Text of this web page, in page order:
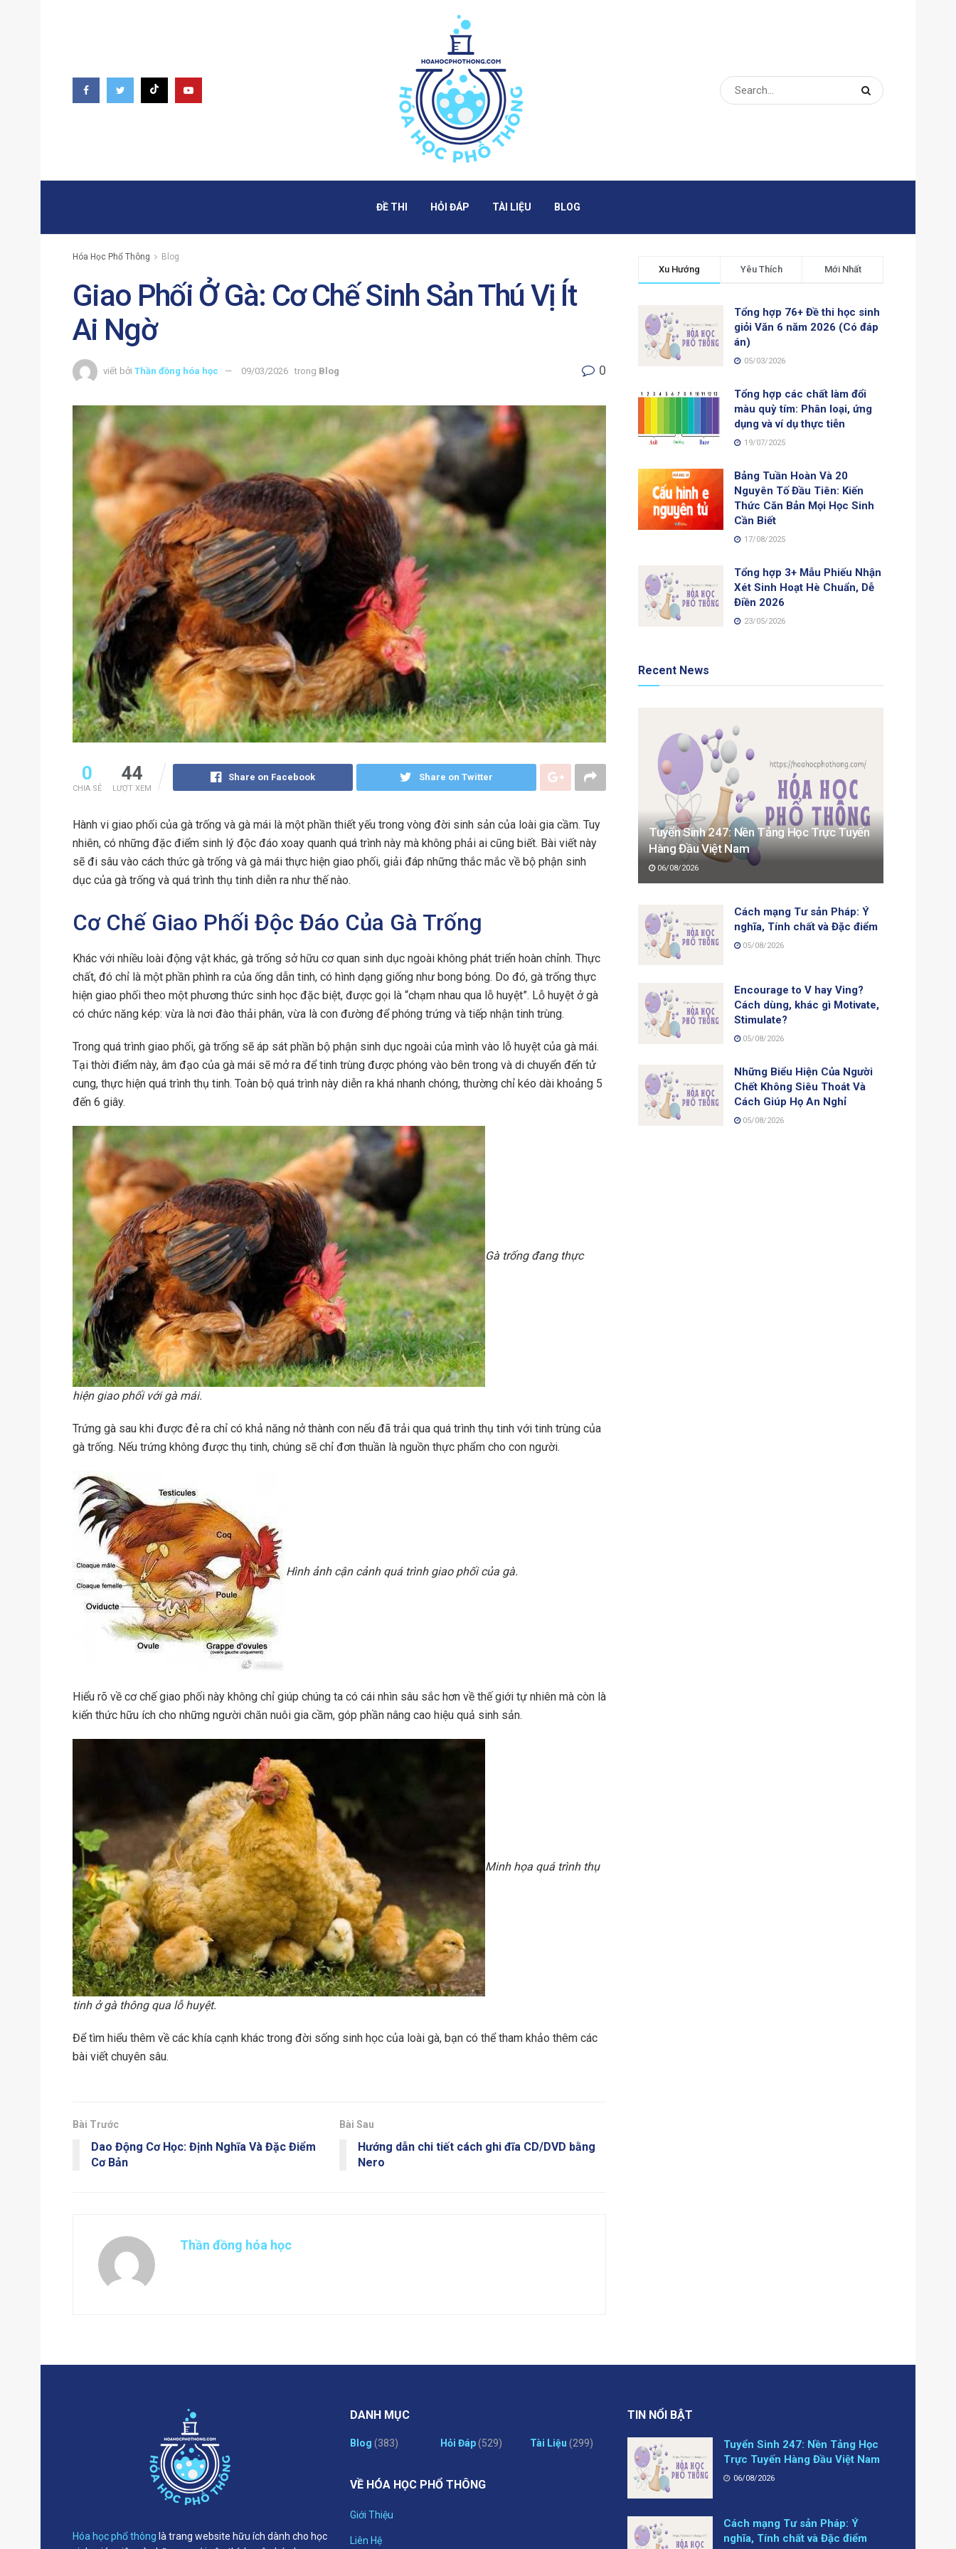
ĐỀ THI HỎI ĐÁP TÀI LIỆU BLOG
Hóa Học Phổ Thông Blog
Giao Phối Ở Gà: Cơ Chế Sinh Sản Thú Vị Ít
Ai Ngờ
viết bởi Thần đồng hóa học 09/03/2026 trong Blog 0
0
CHIA SẺ
44
LƯỢT XEM
Share on Facebook Share on Twitter
Hành vi giao phối của gà trống và gà mái là một phần thiết yếu trong vòng đời sinh sản của loài gia cầm. Tuy
nhiên, có những đặc điểm sinh lý độc đáo xoay quanh quá trình này mà không phải ai cũng biết. Bài viết này
sẽ đi sâu vào cách thức gà trống và gà mái thực hiện giao phối, giải đáp những thắc mắc về bộ phận sinh
dục của gà trống và quá trình thụ tinh diễn ra như thế nào.
Cơ Chế Giao Phối Độc Đáo Của Gà Trống
Khác với nhiều loài động vật khác, gà trống sở hữu cơ quan sinh dục ngoài không phát triển hoàn chỉnh. Thực
chất, đó chỉ là một phần phình ra của ống dẫn tinh, có hình dạng giống như bong bóng. Do đó, gà trống thực
hiện giao phối theo một phương thức sinh học đặc biệt, được gọi là “chạm nhau qua lỗ huyệt”. Lỗ huyệt ở gà
có chức năng kép: vừa là nơi đào thải phân, vừa là con đường để phóng trứng và tiếp nhận tinh trùng.
Trong quá trình giao phối, gà trống sẽ áp sát phần bộ phận sinh dục ngoài của mình vào lỗ huyệt của gà mái.
Tại thời điểm này, âm đạo của gà mái sẽ mở ra để tinh trùng được phóng vào bên trong và di chuyển đến tử
cung, thực hiện quá trình thụ tinh. Toàn bộ quá trình này diễn ra khá nhanh chóng, thường chỉ kéo dài khoảng 5
đến 6 giây.
Gà trống đang thực
hiện giao phối với gà mái.
Trứng gà sau khi được đẻ ra chỉ có khả năng nở thành con nếu đã trải qua quá trình thụ tinh với tinh trùng của
gà trống. Nếu trứng không được thụ tinh, chúng sẽ chỉ đơn thuần là nguồn thực phẩm cho con người.
Hình ảnh cận cảnh quá trình giao phối của gà.
Hiểu rõ về cơ chế giao phối này không chỉ giúp chúng ta có cái nhìn sâu sắc hơn về thế giới tự nhiên mà còn là
kiến thức hữu ích cho những người chăn nuôi gia cầm, góp phần nâng cao hiệu quả sinh sản.
Minh họa quá trình thụ
tinh ở gà thông qua lỗ huyệt.
Để tìm hiểu thêm về các khía cạnh khác trong đời sống sinh học của loài gà, bạn có thể tham khảo thêm các
bài viết chuyên sâu.
Bài Trước
Dao Động Cơ Học: Định Nghĩa Và Đặc Điểm
Cơ Bản
Bài Sau
Hướng dẫn chi tiết cách ghi đĩa CD/DVD bằng
Nero
Thần đồng hóa học
Xu Hướng Yêu Thích Mới Nhất
Tổng hợp 76+ Đề thi học sinh
giỏi Văn 6 năm 2026 (Có đáp
án)
05/03/2026
Tổng hợp các chất làm đổi
màu quỳ tím: Phân loại, ứng
dụng và ví dụ thực tiễn
19/07/2025
Bảng Tuần Hoàn Và 20
Nguyên Tố Đầu Tiên: Kiến
Thức Căn Bản Mọi Học Sinh
Cần Biết
17/08/2025
Tổng hợp 3+ Mẫu Phiếu Nhận
Xét Sinh Hoạt Hè Chuẩn, Dễ
Điền 2026
23/05/2026
Recent News
Tuyển Sinh 247: Nền Tảng Học Trực Tuyến
Hàng Đầu Việt Nam
06/08/2026
Cách mạng Tư sản Pháp: Ý
nghĩa, Tính chất và Đặc điểm
05/08/2026
Encourage to V hay Ving?
Cách dùng, khác gì Motivate,
Stimulate?
05/08/2026
Những Biểu Hiện Của Người
Chết Không Siêu Thoát Và
Cách Giúp Họ An Nghỉ
05/08/2026
Hóa học phổ thông là trang website hữu ích dành cho học
DANH MỤC
Blog (383) Hỏi Đáp(529) Tài Liệu (299)
VỀ HÓA HỌC PHỔ THÔNG
Giới Thiệu
Liên Hệ
TIN NỔI BẬT
Tuyển Sinh 247: Nền Tảng Học
Trực Tuyến Hàng Đầu Việt Nam
06/08/2026
Cách mạng Tư sản Pháp: Ý
nghĩa, Tính chất và Đặc điểm